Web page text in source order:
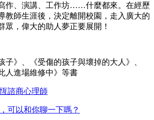
作、演講、工作坊……什麼都來。在經歷
教師生涯後，決定離開校園，走入廣大的
眾，偉大的助人夢正要展開！
子》、《受傷的孩子與壞掉的大人》、
人進場維修中》等書
諮商心理師
可以和你聊一下嗎？